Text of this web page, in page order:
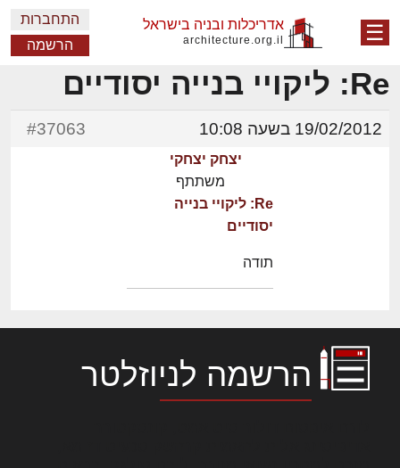
☰ אדריכלות ובניה בישראל
architecture.org.il
התחברות
הרשמה
Re: ליקויי בנייה יסודיים
19/02/2012 בשעה 10:08 #37063
יצחק יצחקי
משתתף
Re: ליקויי בנייה
יסודיים
תודה
הרשמה לניוזלטר